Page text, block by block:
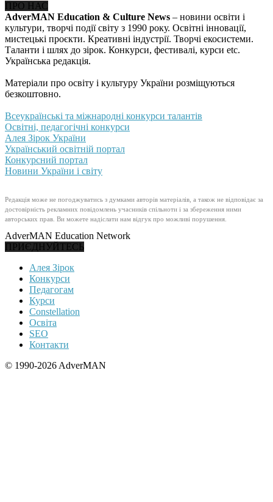
ПРО НАС
AdverMAN Education & Culture News – новини освіти і
культури, творчі події світу з 1990 року. Освітні інновації,
мистецькі проєкти. Креативні індустрії. Творчі екосистеми.
Таланти і шлях до зірок. Конкурси, фестивалі, курси etc.
Українська редакція.
Матеріали про освіту і культуру України розміщуються
безкоштовно.
Всеукраїнські та міжнародні конкурси талантів
Освітні, педагогічні конкурси
Алея Зірок України
Український освітній портал
Конкурсний портал
Новини України і світу
Редакція може не погоджуватись з думками авторів матеріалів, а також не відповідає за
достовірність рекламних повідомлень учасників спільноти і за збереження ними
авторських прав. Ви можете надіслати нам відгук про можливі порушення.
AdverMAN Education Network
ПРИЄДНУЙТЕСЬ
Алея Зірок
Конкурси
Педагогам
Курси
Constellation
Освіта
SEO
Контакти
© 1990-2026 AdverMAN